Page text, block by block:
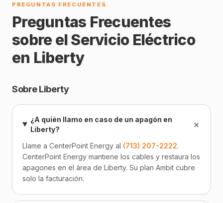
PREGUNTAS FRECUENTES
Preguntas Frecuentes
sobre el Servicio Eléctrico
en Liberty
Sobre Liberty
¿A quién llamo en caso de un apagón en
Liberty?
+
Llame a CenterPoint Energy al (713) 207-2222.
CenterPoint Energy mantiene los cables y restaura los
apagones en el área de Liberty. Su plan Ambit cubre
solo la facturación.